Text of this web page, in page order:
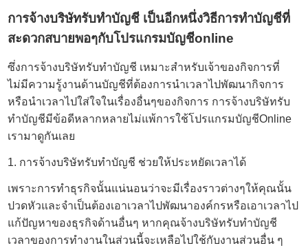
การจ้างบริษัทรับทำบัญชี เป็นอีกหนึ่งวิธีการทำบัญชีที่
สะดวกสบายพอๆกับโปรแกรมบัญชีonline
ซึ่งการจ้างบริษัทรับทำบัญชี เหมาะสำหรับเจ้าของกิจการที่
ไม่มีความรู้งานด้านบัญชีที่ต้องการนำเวลาไปพัฒนากิจการ
หรือนำเวลาไปใส่ใจในเรื่องอื่นๆของกิจการ การจ้างบริษัทรับ
ทำบัญชีมีข้อดีหลากหลายไม่แพ้การใช้โปรแกรมบัญชีOnline
เรามาดูกันเลย
1. การจ้างบริษัทรับทำบัญชี ช่วยให้ประหยัดเวลาได้
เพราะการทำธุรกิจนั้นแน่นอนว่าจะมีเรื่องราวต่างๆให้คุณนั้น
ปวดหัวและจำเป็นต้องเอาเวลาไปพัฒนาองค์กรหรือเอาเวลาไป
แก้ปัญหาของธุรกิจด้านอื่นๆ หากคุณจ้างบริษัทรับทำบัญชี
เวลาของการทำงานในส่วนนี้จะเหลือไปใช้กับงานส่วนอื่น ๆ